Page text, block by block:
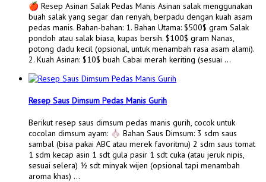
🍎 Resep Asinan Salak Pedas Manis Asinan salak menggunakan
buah salak yang segar dan renyah, berpadu dengan kuah asam
pedas manis. Bahan-bahan: 1. Bahan Utama: $500$ gram Salak
pondoh atau salak biasa, kupas bersih. $100$ gram Nanas,
potong dadu kecil (opsional, untuk menambah rasa asam alami).
2. Kuah Asinan: $10$ buah Cabai merah keriting (sesuai …
Resep Saus Dimsum Pedas Manis Gurih
Berikut resep saus dimsum pedas manis gurih, cocok untuk
cocolan dimsum ayam: 🧄 Bahan Saus Dimsum: 3 sdm saus
sambal (bisa pakai ABC atau merek favoritmu) 2 sdm saus tomat
1 sdm kecap asin 1 sdt gula pasir 1 sdt cuka (atau jeruk nipis,
sesuai selera) ½ sdt minyak wijen (opsional tapi menambah
aroma khas) …